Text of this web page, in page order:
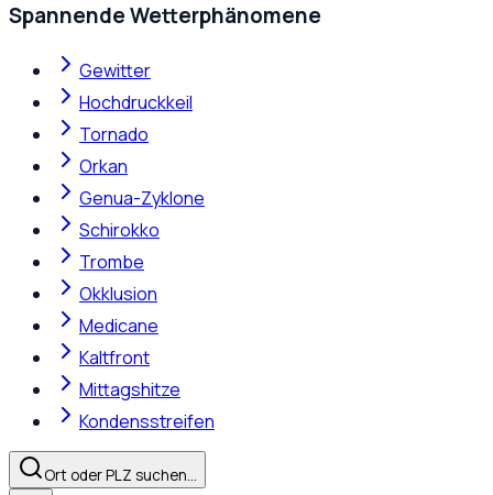
Spannende Wetterphänomene
Gewitter
Hochdruckkeil
Tornado
Orkan
Genua-Zyklone
Schirokko
Trombe
Okklusion
Medicane
Kaltfront
Mittagshitze
Kondensstreifen
Ort oder PLZ suchen…